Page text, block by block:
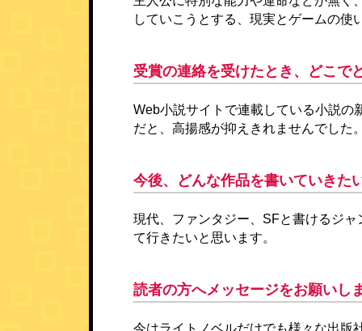
していこうとする、現実とゲームの
受賞の連絡を受けたとき、どこ
Web小説サイトで連載している小説の
だと、高揚感が抑えきれませんでした
今後、どんな作品を書いていきた
現代、ファンタジー、SFと書けるジ
て行きたいと思います。
読者の方へメッセージをお願いし
今はライトノベルだけでも様々な出版